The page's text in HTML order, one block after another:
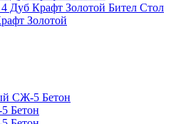
Бител Стол
Золотой